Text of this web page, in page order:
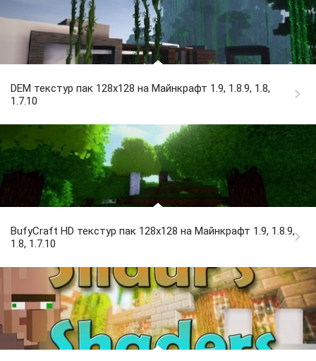
DEM текстур пак 128x128 на Майнкрафт 1.9, 1.8.9, 1.8,
1.7.10
BufyCraft HD текстур пак 128x128 на Майнкрафт 1.9, 1.8.9,
1.8, 1.7.10